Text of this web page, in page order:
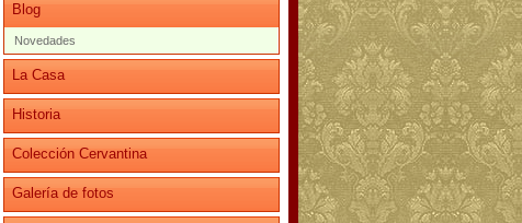
Blog
Novedades
La Casa
Historia
Colección Cervantina
Galería de fotos